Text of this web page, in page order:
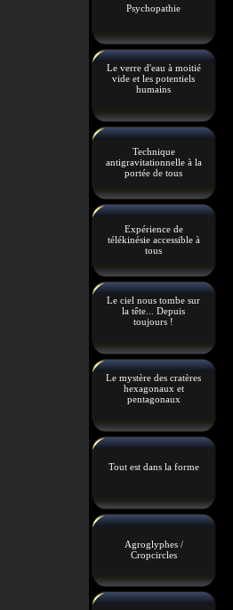
Psychopathie
Le verre d'eau à moitié
vide et les potentiels
humains
Technique
antigravitationnelle à la
portée de tous
Expérience de
télékinésie accessible à
tous
Le ciel nous tombe sur
la tête... Depuis
toujours !
Le mystère des cratères
hexagonaux et
pentagonaux
Tout est dans la forme
Agroglyphes /
Cropcircles